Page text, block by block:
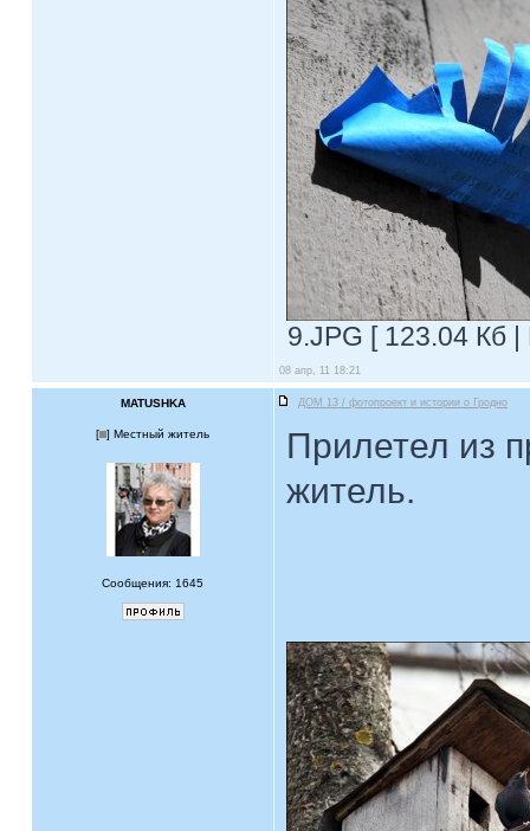
9.JPG [ 123.04 Кб
08 апр, 11 18:21
MATUSHKA ДОМ 13 / фотопроект и истории о Гродно
[ ] Местный житель
Сообщения: 1645
Прилетел из
житель.